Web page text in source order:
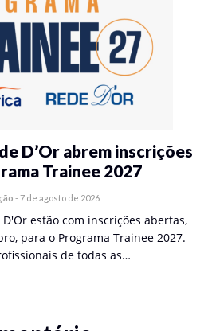
D’Or abrem inscrições
Trainee 2027
- 7 de agosto de 2026
estão com inscrições abertas,
para o Programa Trainee 2027.
de todas as…